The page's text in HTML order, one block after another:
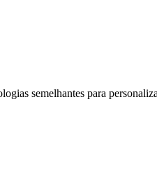
semelhantes para